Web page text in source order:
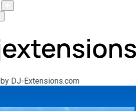
by DJ-Extensions.com